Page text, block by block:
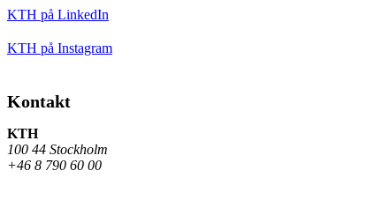
KTH på LinkedIn
KTH på Instagram
Kontakt
KTH
100 44 Stockholm
+46 8 790 60 00